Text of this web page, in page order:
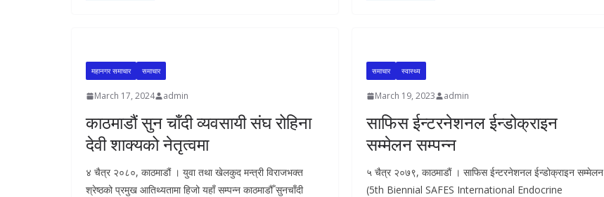
महानगर समाचार समाचार
March 17, 2024 admin
काठमाडौं सुन चाँदी व्यवसायी संघ रोहिना
देवी शाक्यको नेतृत्वमा
४ चैत्र २०८०, काठमाडौं । युवा तथा खेलकुद मन्त्री विराजभक्त
श्रेष्ठको प्रमुख आतिथ्यतामा हिजो यहाँ सम्पन्न काठमाडौँ सुनचाँदी
समाचार स्वास्थ्य
March 19, 2023 admin
साफिस ईन्टरनेशनल ईन्डोक्राइन
सम्मेलन सम्पन्न
५ चैत्र २०७९, काठमाडाैं । साफिस ईन्टरनेशनल ईन्डोक्राइन सम्मेलन
(5th Biennial SAFES International Endocrine